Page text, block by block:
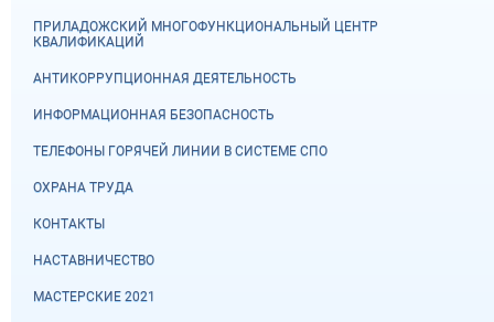
ПРИЛАДОЖСКИЙ МНОГОФУНКЦИОНАЛЬНЫЙ ЦЕНТР
КВАЛИФИКАЦИЙ
АНТИКОРРУПЦИОННАЯ ДЕЯТЕЛЬНОСТЬ
ИНФОРМАЦИОННАЯ БЕЗОПАСНОСТЬ
ТЕЛЕФОНЫ ГОРЯЧЕЙ ЛИНИИ В СИСТЕМЕ СПО
ОХРАНА ТРУДА
КОНТАКТЫ
НАСТАВНИЧЕСТВО
МАСТЕРСКИЕ 2021